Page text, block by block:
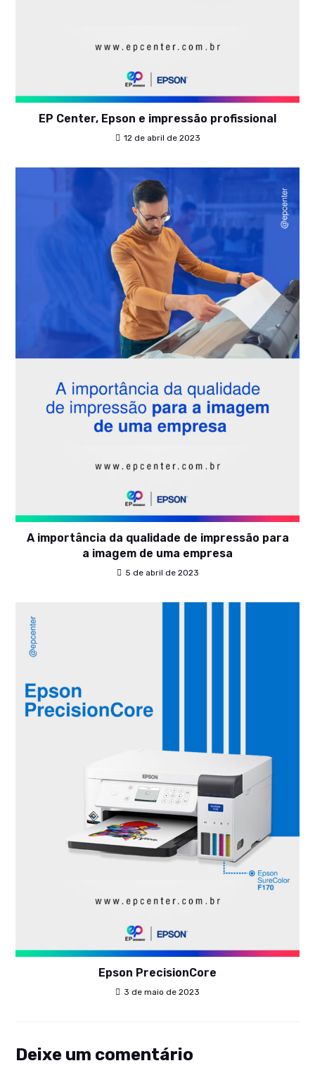
EP Center, Epson e impressão profissional
12 de abril de 2023
A importância da qualidade de impressão para
a imagem de uma empresa
5 de abril de 2023
Epson PrecisionCore
3 de maio de 2023
Deixe um comentário